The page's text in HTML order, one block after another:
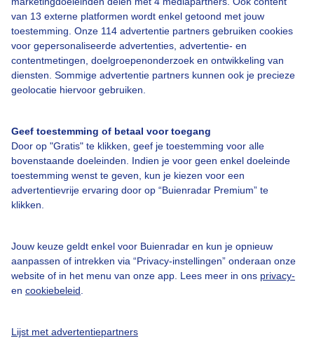
van 13 externe platformen wordt enkel getoond met jouw
toestemming. Onze 114 advertentie partners gebruiken cookies
voor gepersonaliseerde advertenties, advertentie- en
contentmetingen, doelgroepenonderzoek en ontwikkeling van
diensten. Sommige advertentie partners kunnen ook je precieze
geolocatie hiervoor gebruiken.
Geef toestemming of betaal voor toegang
Door op "Gratis" te klikken, geef je toestemming voor alle
bovenstaande doeleinden. Indien je voor geen enkel doeleinde
toestemming wenst te geven, kun je kiezen voor een
advertentievrije ervaring door op “Buienradar Premium” te
klikken.
Jouw keuze geldt enkel voor Buienradar en kun je opnieuw
aanpassen of intrekken via “Privacy-instellingen” onderaan onze
website of in het menu van onze app. Lees meer in ons privacy-
en cookiebeleid
Lijst met advertentiepartners
Over Buienradar
Contact
Toegankelijkheid
Gebruikersvoorwaarden
Buienradar Team
Privacy beleid
Cookie beleid
Gratis weerdata